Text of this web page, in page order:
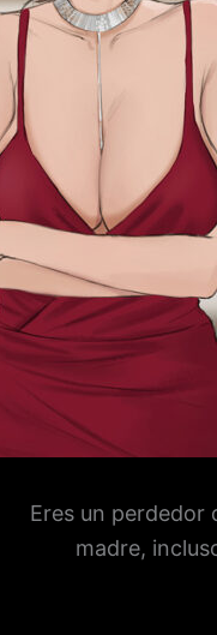
Eres un perdedor
madre,